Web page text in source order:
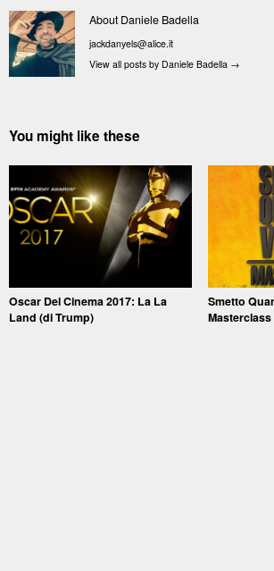
About Daniele Badella
jackdanyels@alice.it
View all posts by Daniele Badella →
You might like these
Oscar Del Cinema 2017: La La
Land (di Trump)
Smetto